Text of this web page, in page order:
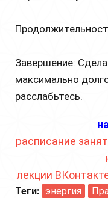
Завершение:
максимально
расслабьтесь.
расписание
лекции
Теги: энергия